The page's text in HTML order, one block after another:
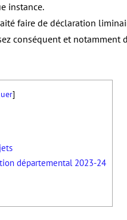
instance.
faire de déclaration
conséquent et
]
départemental 2023-24